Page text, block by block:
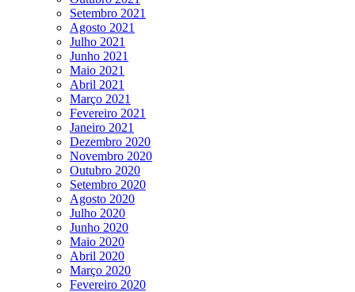
Setembro 2021
Agosto 2021
Julho 2021
Junho 2021
Maio 2021
Abril 2021
Março 2021
Fevereiro 2021
Janeiro 2021
Dezembro 2020
Novembro 2020
Outubro 2020
Setembro 2020
Agosto 2020
Julho 2020
Junho 2020
Maio 2020
Abril 2020
Março 2020
Fevereiro 2020